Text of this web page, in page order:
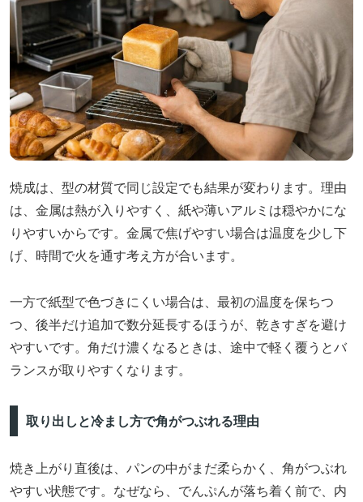
焼成は、型の材質で同じ設定でも結果が変わります。理由
は、金属は熱が入りやすく、紙や薄いアルミは穏やかにな
りやすいからです。金属で焦げやすい場合は温度を少し下
げ、時間で火を通す考え方が合います。
一方で紙型で色づきにくい場合は、最初の温度を保ちつ
つ、後半だけ追加で数分延長するほうが、乾きすぎを避け
やすいです。角だけ濃くなるときは、途中で軽く覆うとバ
ランスが取りやすくなります。
取り出しと冷まし方で角がつぶれる理由
焼き上がり直後は、パンの中がまだ柔らかく、角がつぶれ
やすい状態です。なぜなら、でんぷんが落ち着く前で、内